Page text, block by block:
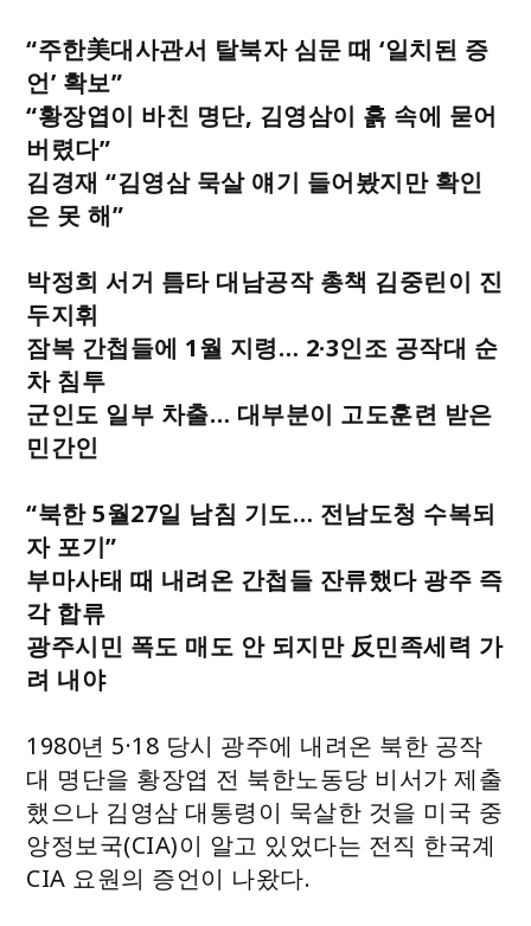
“주한美대사관서 탈북자 심문 때 ‘일치된 증
언’ 확보”
“황장엽이 바친 명단, 김영삼이 흙 속에 묻어
버렸다”
김경재 “김영삼 묵살 얘기 들어봤지만 확인
은 못 해”
박정희 서거 틈타 대남공작 총책 김중린이 진
두지휘
잠복 간첩들에 1월 지령… 2·3인조 공작대 순
차 침투
군인도 일부 차출… 대부분이 고도훈련 받은
민간인
“북한 5월27일 남침 기도… 전남도청 수복되
자 포기”
부마사태 때 내려온 간첩들 잔류했다 광주 즉
각 합류
광주시민 폭도 매도 안 되지만 反민족세력 가
려 내야
1980년 5·18 당시 광주에 내려온 북한 공작
대 명단을 황장엽 전 북한노동당 비서가 제출
했으나 김영삼 대통령이 묵살한 것을 미국 중
앙정보국(CIA)이 알고 있었다는 전직 한국계
CIA 요원의 증언이 나왔다.